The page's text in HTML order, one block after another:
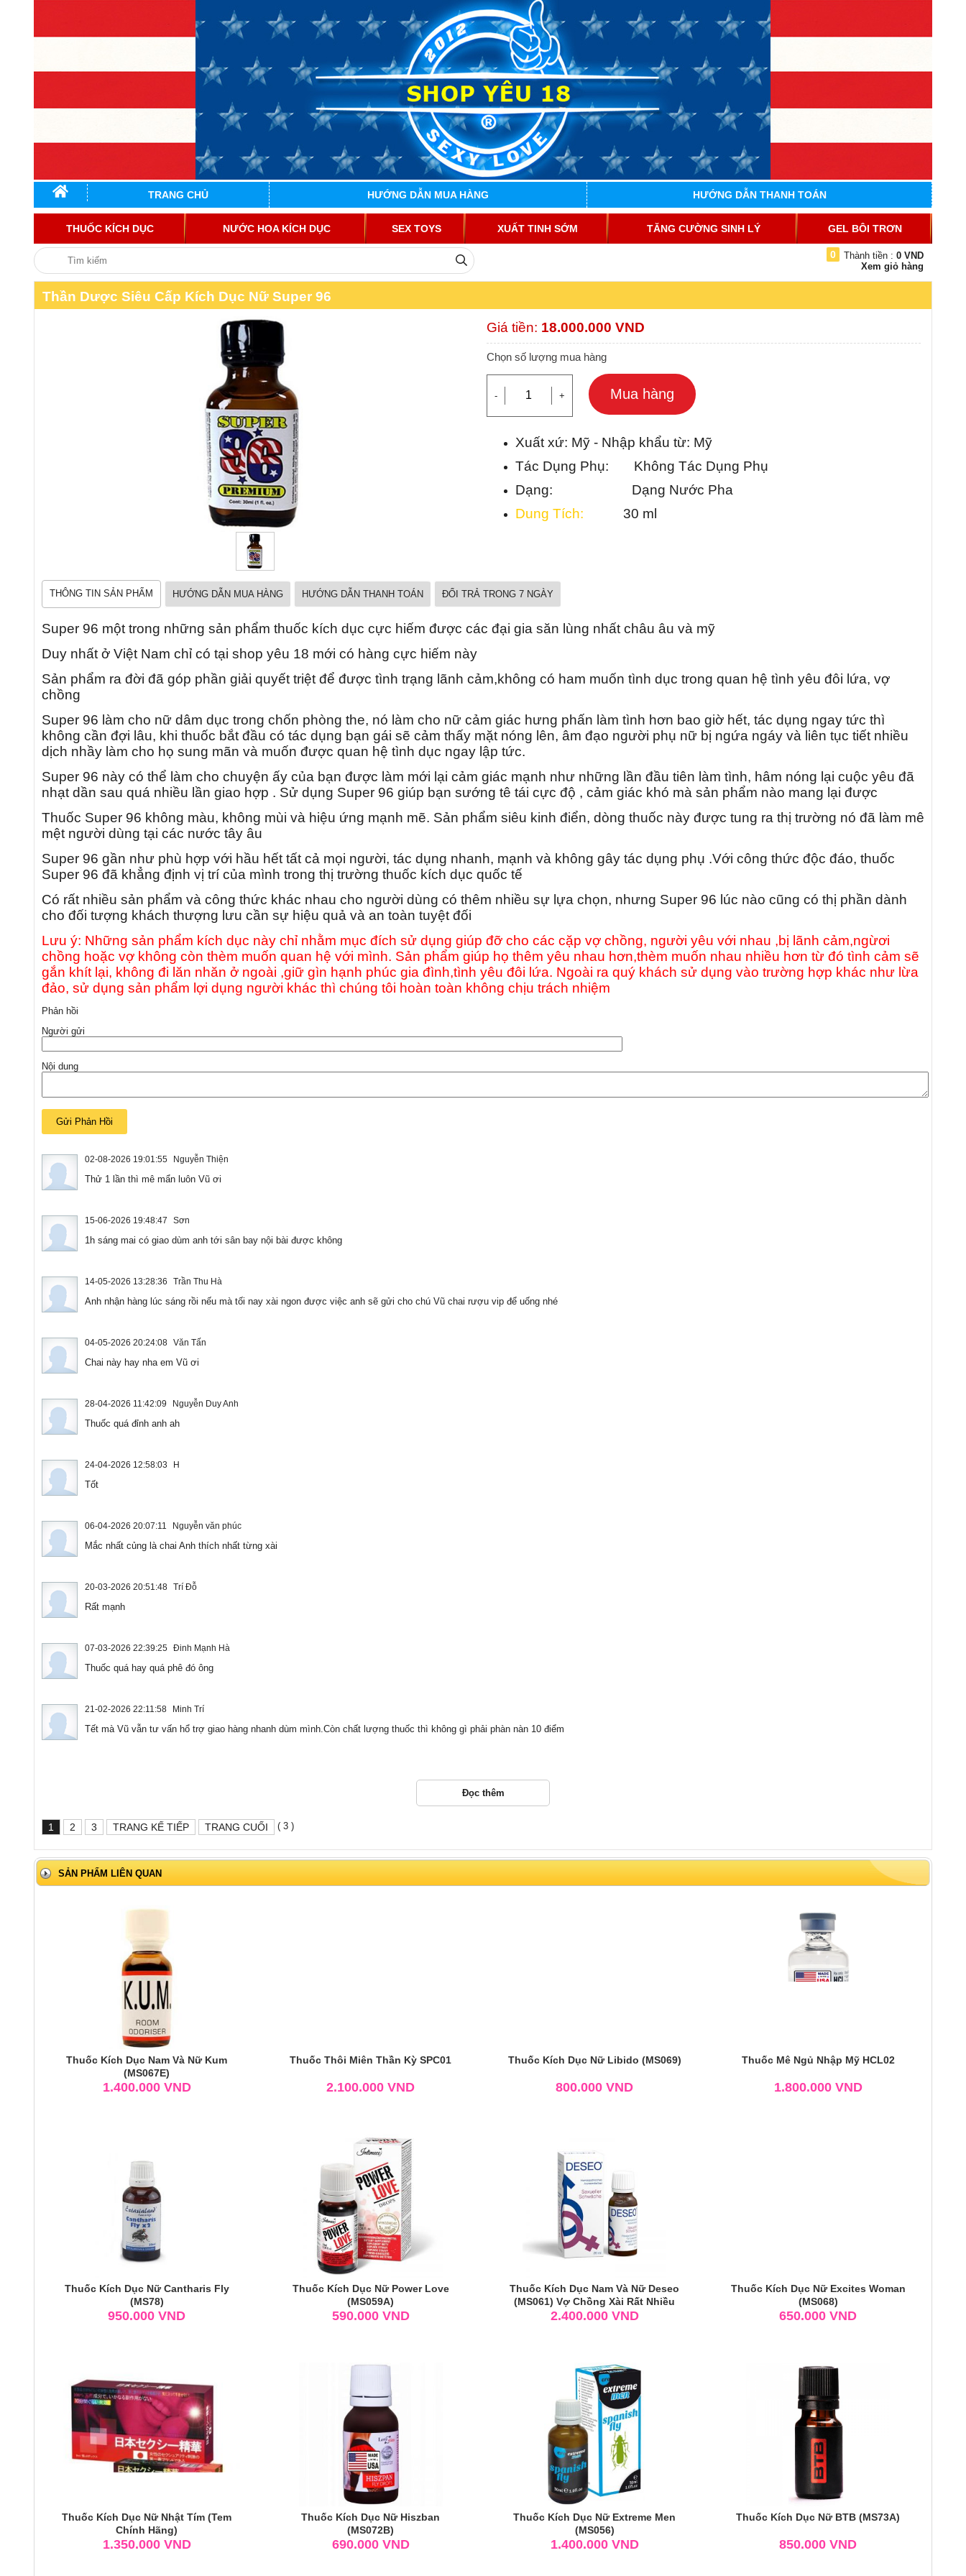
TRANG CHỦ HƯỚNG DẪN MUA HÀNG HƯỚNG DẪN THANH TOÁN
THUỐC KÍCH DỤC NƯỚC HOA KÍCH DỤC SEX TOYS XUẤT TINH SỚM TĂNG CƯỜNG SINH LÝ GEL BÔI TRƠN
0 Thành tiền : 0 VND
Xem giỏ hàng
Thần Dược Siêu Cấp Kích Dục Nữ Super 96
Giá tiền: 18.000.000 VND
Chọn số lượng mua hàng
- + Mua hàng
Xuất xứ: Mỹ - Nhập khẩu từ: Mỹ
Tác Dụng Phụ: Không Tác Dụng Phụ
Dạng: Dạng Nước Pha
Dung Tích:
30 ml
THÔNG TIN SẢN PHẨM HƯỚNG DẪN MUA HÀNG HƯỚNG DẪN THANH TOÁN ĐỔI TRẢ TRONG 7 NGÀY
Super 96 một trong những sản phẩm thuốc kích dục cực hiếm được các đại gia săn lùng nhất châu âu và mỹ
Duy nhất ở Việt Nam chỉ có tại shop yêu 18 mới có hàng cực hiếm này
Sản phẩm ra đời đã góp phần giải quyết triệt để được tình trạng lãnh cảm,không có ham muốn tình dục trong quan hệ tình yêu đôi lứa, vợ
chồng
Super 96 làm cho nữ dâm dục trong chốn phòng the, nó làm cho nữ cảm giác hưng phấn làm tình hơn bao giờ hết, tác dụng ngay tức thì
không cần đợi lâu, khi thuốc bắt đầu có tác dụng bạn gái sẽ cảm thấy mặt nóng lên, âm đạo người phụ nữ bị ngứa ngáy và liên tục tiết nhiều
dịch nhầy làm cho họ sung mãn và muốn được quan hệ tình dục ngay lập tức.
Super 96 này có thể làm cho chuyện ấy của bạn được làm mới lại cảm giác mạnh như những lần đầu tiên làm tình, hâm nóng lại cuộc yêu đã
nhạt dần sau quá nhiều lần giao hợp . Sử dụng Super 96 giúp bạn sướng tê tái cực độ , cảm giác khó mà sản phẩm nào mang lại được
Thuốc Super 96 không màu, không mùi và hiệu ứng mạnh mẽ. Sản phẩm siêu kinh điển, dòng thuốc này được tung ra thị trường nó đã làm mê
mệt người dùng tại các nước tây âu
Super 96 gần như phù hợp với hầu hết tất cả mọi người, tác dụng nhanh, mạnh và không gây tác dụng phụ .Với công thức độc đáo, thuốc
Super 96 đã khẳng định vị trí của mình trong thị trường thuốc kích dục quốc tế
Có rất nhiều sản phẩm và công thức khác nhau cho người dùng có thêm nhiều sự lựa chọn, nhưng Super 96 lúc nào cũng có thị phần dành
cho đối tượng khách thượng lưu cần sự hiệu quả và an toàn tuyệt đối
Lưu ý: Những sản phẩm kích dục này chỉ nhằm mục đích sử dụng giúp đỡ cho các cặp vợ chồng, người yêu với nhau ,bị lãnh cảm,ngừơi
chồng hoặc vợ không còn thèm muốn quan hệ với mình. Sản phẩm giúp họ thêm yêu nhau hơn,thèm muốn nhau nhiều hơn từ đó tình cảm sẽ
gắn khít lại, không đi lăn nhăn ở ngoài ,giữ gìn hạnh phúc gia đình,tình yêu đôi lứa. Ngoài ra quý khách sử dụng vào trường hợp khác như lừa
đảo, sử dụng sản phẩm lợi dụng người khác thì chúng tôi hoàn toàn không chịu trách nhiệm
Phản hồi
Người gửi
Nội dung
02-08-2026 19:01:55 Nguyễn Thiện
Thử 1 lần thì mê mẩn luôn Vũ ơi
15-06-2026 19:48:47 Sơn
1h sáng mai có giao dùm anh tới sân bay nội bài được không
14-05-2026 13:28:36 Trần Thu Hà
Anh nhận hàng lúc sáng rồi nếu mà tối nay xài ngon được việc anh sẽ gửi cho chú Vũ chai rượu vip để uống nhé
04-05-2026 20:24:08 Văn Tấn
Chai này hay nha em Vũ ơi
28-04-2026 11:42:09 Nguyễn Duy Anh
Thuốc quá đỉnh anh ah
24-04-2026 12:58:03 H
Tốt
06-04-2026 20:07:11 Nguyễn văn phúc
Mắc nhất củng là chai Anh thích nhất từng xài
20-03-2026 20:51:48 Trí Đỗ
Rất mạnh
07-03-2026 22:39:25 Đinh Mạnh Hà
Thuốc quá hay quá phê đó ông
21-02-2026 22:11:58 Minh Trí
Tết mà Vũ vẫn tư vấn hổ trợ giao hàng nhanh dùm mình.Còn chất lượng thuốc thì không gì phải phàn nàn 10 điểm
Đọc thêm
1 2 3 TRANG KẾ TIẾP TRANG CUỐI ( 3 )
SẢN PHẨM LIÊN QUAN
Thuốc Kích Dục Nam Và Nữ Kum
(MS067E)
1.400.000 VND
Thuốc Thôi Miên Thần Kỳ SPC01
2.100.000 VND
Thuốc Kích Dục Nữ Libido (MS069)
800.000 VND
Thuốc Mê Ngủ Nhập Mỹ HCL02
1.800.000 VND
Thuốc Kích Dục Nữ Cantharis Fly
(MS78)
950.000 VND
Thuốc Kích Dục Nữ Power Love
(MS059A)
590.000 VND
Thuốc Kích Dục Nam Và Nữ Deseo
(MS061) Vợ Chồng Xài Rất Nhiều
2.400.000 VND
Thuốc Kích Dục Nữ Excites Woman
(MS068)
650.000 VND
Thuốc Kích Dục Nữ Nhật Tím (Tem
Chính Hãng)
1.350.000 VND
Thuốc Kích Dục Nữ Hiszban
(MS072B)
690.000 VND
Thuốc Kích Dục Nữ Extreme Men
(MS056)
1.400.000 VND
Thuốc Kích Dục Nữ BTB (MS73A)
850.000 VND